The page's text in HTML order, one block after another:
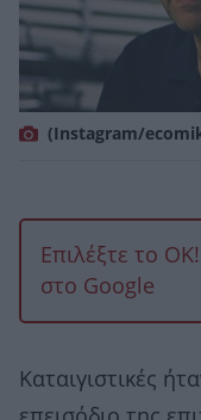
(Instagram/
Επιλέξτε το
στο Google
Καταιγιστικές